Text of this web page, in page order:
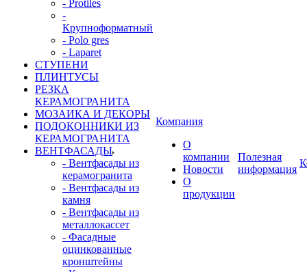
- Protiles
-
Крупноформатный
- Polo gres
- Laparet
СТУПЕНИ
ПЛИНТУСЫ
РЕЗКА
КЕРАМОГРАНИТА
МОЗАИКА И ДЕКОРЫ
ПОДОКОННИКИ ИЗ
КЕРАМОГРАНИТА
ВЕНТФАСАДЫ
- Вентфасады из
керамогранита
- Вентфасады из
камня
- Вентфасады из
металлокассет
- Фасадные
оцинкованные
кронштейны
Компания
О
компании
Новости
О
продукции
Полезная
информация